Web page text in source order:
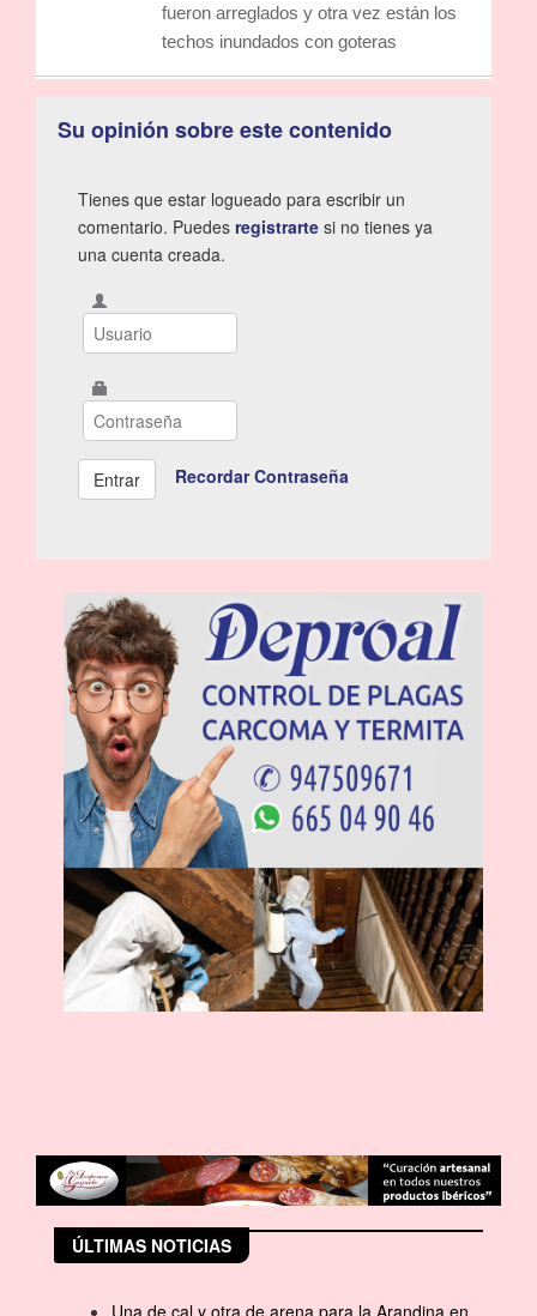
fueron arreglados y otra vez están los
techos inundados con goteras
Su opinión sobre este contenido
Tienes que estar logueado para escribir un
comentario. Puedes registrarte si no tienes ya
una cuenta creada.
Recordar Contraseña
ÚLTIMAS NOTICIAS
Una de cal y otra de arena para la Arandina en